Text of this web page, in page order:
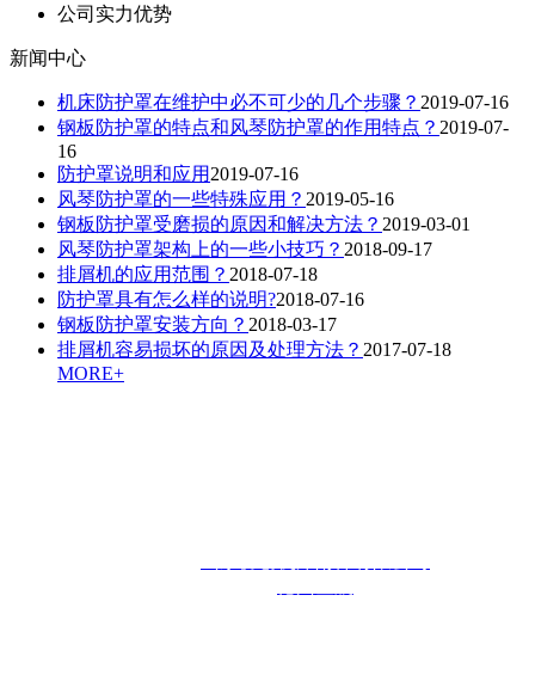
公司实力优势
新闻中心
机床防护罩在维护中必不可少的几个步骤？ 2019-07-16
钢板防护罩的特点和风琴防护罩的作用特点？ 2019-07-
16
防护罩说明和应用 2019-07-16
风琴防护罩的一些特殊应用？ 2019-05-16
钢板防护罩受磨损的原因和解决方法？ 2019-03-01
风琴防护罩架构上的一些小技巧？ 2018-09-17
排屑机的应用范围？ 2018-07-18
防护罩具有怎么样的说明?2018-07-16
钢板防护罩安装方向？ 2018-03-17
排屑机容易损坏的原因及处理方法？ 2017-07-18
MORE+